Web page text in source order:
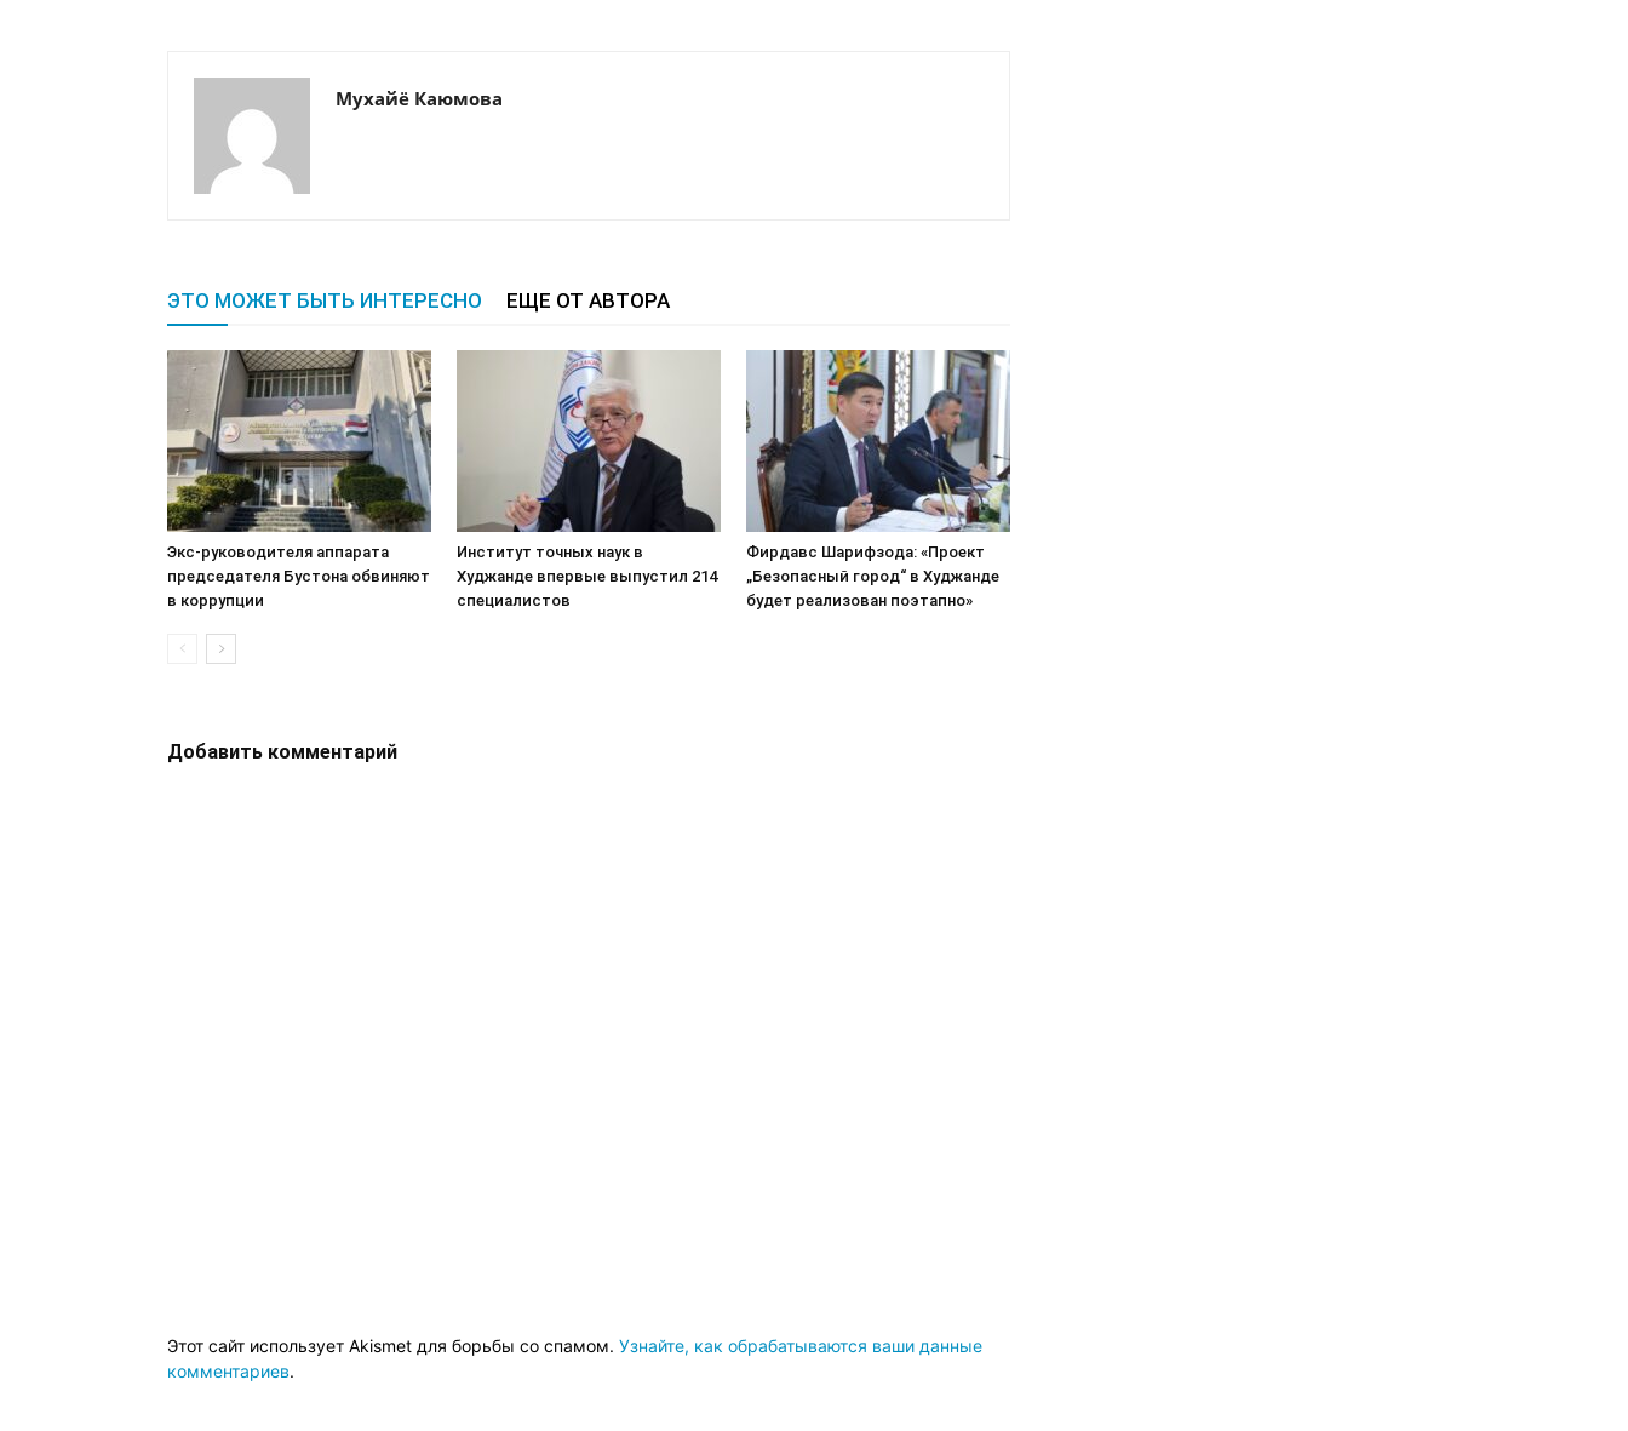
Мухайё Каюмова
ЭТО МОЖЕТ БЫТЬ ИНТЕРЕСНО ЕЩЕ ОТ АВТОРА
Экс-руководителя аппарата
председателя Бустона обвиняют
в коррупции
Институт точных наук в
Худжанде впервые выпустил 214
специалистов
Фирдавс Шарифзода: «Проект
„Безопасный город“ в Худжанде
будет реализован поэтапно»
Добавить комментарий
Этот сайт использует Akismet для борьбы со спамом. Узнайте, как обрабатываются ваши данные
комментариев.